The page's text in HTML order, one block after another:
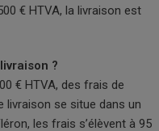
€ HTVA, la livraison est
?
€ HTVA, des frais de
livraison se situe dans un
les frais s’élèvent à 95